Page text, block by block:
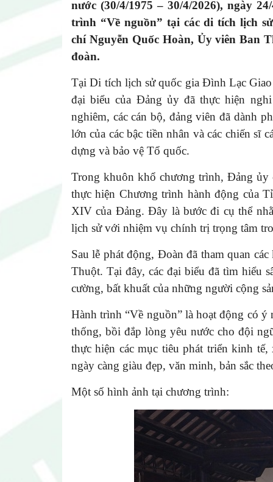
nước (30/4/1975 – 30/4/2026), ngày
trình “Về nguồn” tại các di tích lịch
chí Nguyễn Quốc Hoàn, Ủy viên Ban
đoàn.
Tại Di tích lịch sử quốc gia Đình Lạc
đại biểu của Đảng ủy đã thực hiện
nghiêm, các cán bộ, đảng viên đã dành
lớn của các bậc tiền nhân và các chiến sĩ
dựng và bảo vệ Tổ quốc.
Trong khuôn khổ chương trình, Đảng ủy
thực hiện Chương trình hành động của
XIV của Đảng. Đây là bước đi cụ thể
lịch sử với nhiệm vụ chính trị trọng tâm
Sau lễ phát động, Đoàn đã tham quan
Thuột. Tại đây, các đại biểu đã tìm hiểu
cường, bất khuất của những người cộng
Hành trình “Về nguồn” là hoạt động có
thống, bồi đắp lòng yêu nước cho đội
thực hiện các mục tiêu phát triển kinh
ngày càng giàu đẹp, văn minh, bản sắc
Một số hình ảnh tại chương trình:
Tạp chí Chư Yang Sin